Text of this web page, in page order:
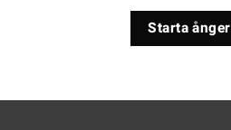
Starta ånger